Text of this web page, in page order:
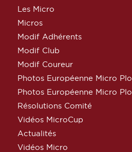
Les Micro
Micros
Modif Adhérents
Modif Club
Modif Coureur
Photos Européenne Micro
Photos Européenne Micro
Résolutions Comité
Vidéos MicroCup
Actualités
Vidéos Micro